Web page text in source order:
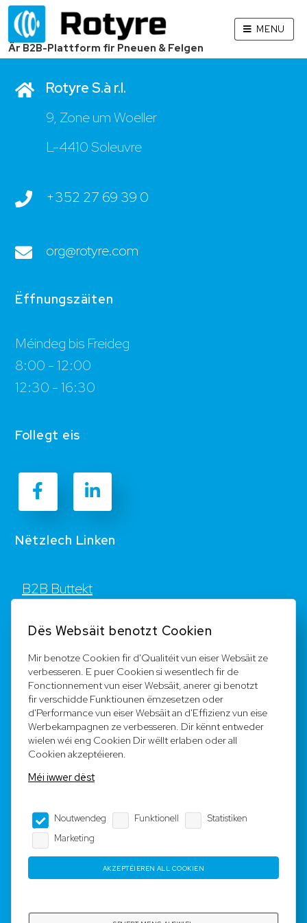
Är B2B-Plattform fir Pneuen & Felgen
MENU
Kontakt
Rotyre S.à r.l.
9, Zone um Woeller
L-4410 Soleuvre
+352 27 69 39 0
org@rotyre.com
Ëffnungszäiten
Méindeg bis Freideg
8:00 - 12:00
12:30 - 16:30
Follegt eis
Nëtzlech Linken
B2B Buttekt
Registréieren
Equipe
Legal Notice
Impressum
Dateschutz
Dës Websäit benotzt Cookien
Mir benotze Cookien fir d'Qualitéit vun eiser Websäit ze
verbesseren. E puer Cookien si wesentlech fir de
Fonctionnement vun eiser Websäit, anerer gi benotzt
fir verschidde Funktiounen ëmzesetzen oder
d'Performance vun eiser Websäit an d'Effizienz vun eise
Werbekampagnen ze verbesseren. Dir kënnt entweder
wielen wéi eng Cookien Dir wëllt erlaben oder all
Cookien akzeptéieren.
Méi iwwer dëst
Noutwendeg Funktionell
Statistiken
Marketing
AKZEPTÉIEREN ALL COOKIEN